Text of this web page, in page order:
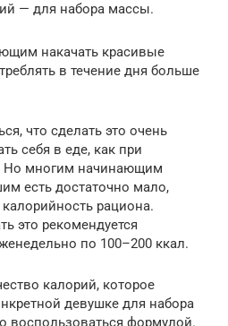
— для набора массы.
накачать красивые
в течение дня больше
что сделать это очень
себя в еде, как при
Но многим начинающим
есть достаточно мало,
рациона.
это рекомендуется
по 100–200 ккал.
калорий, которое
девушке для набора
формулой.